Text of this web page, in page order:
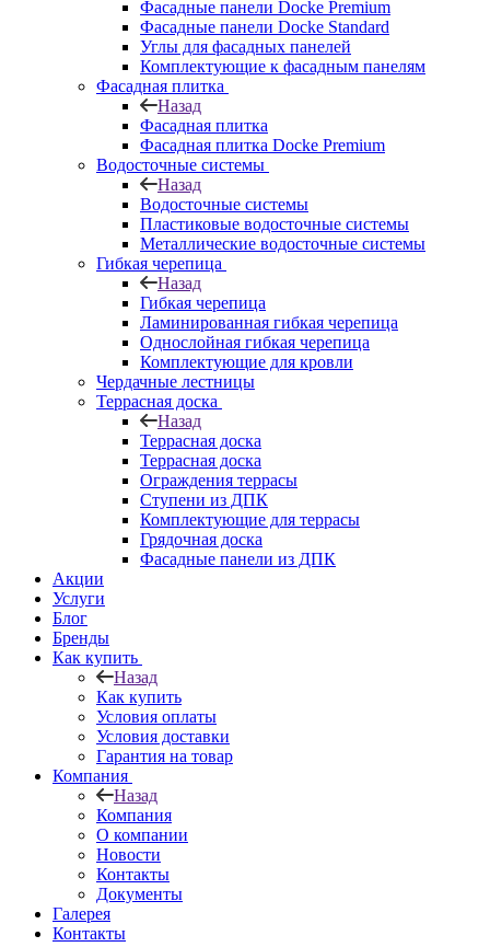
Фасадные панели Docke Premium
Фасадные панели Docke Standard
Углы для фасадных панелей
Комплектующие к фасадным панелям
Фасадная плитка
Назад
Фасадная плитка
Фасадная плитка Docke Premium
Водосточные системы
Назад
Водосточные системы
Пластиковые водосточные системы
Металлические водосточные системы
Гибкая черепица
Назад
Гибкая черепица
Ламинированная гибкая черепица
Однослойная гибкая черепица
Комплектующие для кровли
Чердачные лестницы
Террасная доска
Назад
Террасная доска
Террасная доска
Ограждения террасы
Ступени из ДПК
Комплектующие для террасы
Грядочная доска
Фасадные панели из ДПК
Акции
Услуги
Блог
Бренды
Как купить
Назад
Как купить
Условия оплаты
Условия доставки
Гарантия на товар
Компания
Назад
Компания
О компании
Новости
Контакты
Документы
Галерея
Контакты